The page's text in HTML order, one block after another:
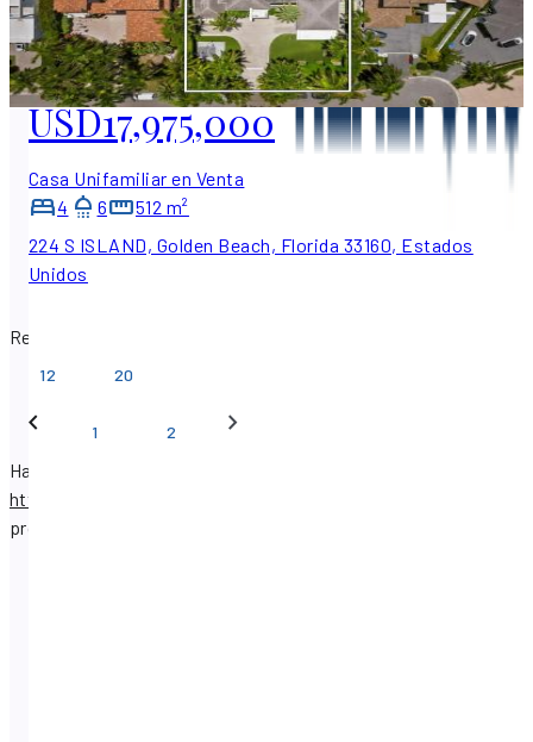
USD17,975,000
Casa Unifamiliar en Venta
4
6
512 m²
224 S ISLAND, Golden Beach, Florida 33160, Estados
Unidos
Resultados por página
12 20
1 2
Hay 20 listados de bienes raíces disponibles en
https://www.sfpropertysearch.com
propiedades conSF Property Search.